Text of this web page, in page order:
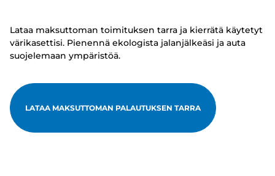
Lataa maksuttoman toimituksen tarra ja kierrätä käytetyt
värikasettisi. Pienennä ekologista jalanjälkeäsi ja auta
suojelemaan ympäristöä.
LATAA MAKSUTTOMAN PALAUTUKSEN TARRA